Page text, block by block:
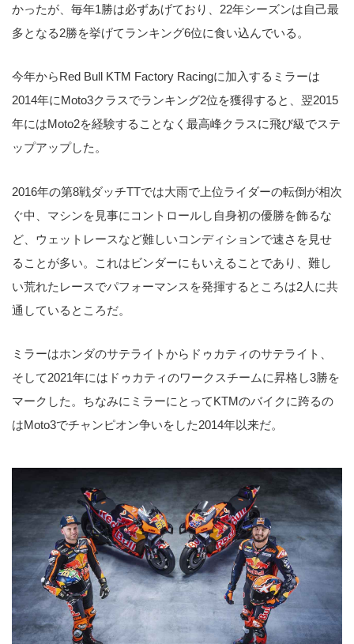
かったが、毎年1勝は必ずあげており、22年シーズンは自己最
多となる2勝を挙げてランキング6位に食い込んでいる。
今年からRed Bull KTM Factory Racingに加入するミラーは
2014年にMoto3クラスでランキング2位を獲得すると、翌2015
年にはMoto2を経験することなく最高峰クラスに飛び級でステ
ップアップした。
2016年の第8戦ダッチTTでは大雨で上位ライダーの転倒が相次
ぐ中、マシンを見事にコントロールし自身初の優勝を飾るな
ど、ウェットレースなど難しいコンディションで速さを見せ
ることが多い。これはビンダーにもいえることであり、難し
い荒れたレースでパフォーマンスを発揮するところは2人に共
通しているところだ。
ミラーはホンダのサテライトからドゥカティのサテライト、
そして2021年にはドゥカティのワークスチームに昇格し3勝を
マークした。ちなみにミラーにとってKTMのバイクに跨るの
はMoto3でチャンピオン争いをした2014年以来だ。